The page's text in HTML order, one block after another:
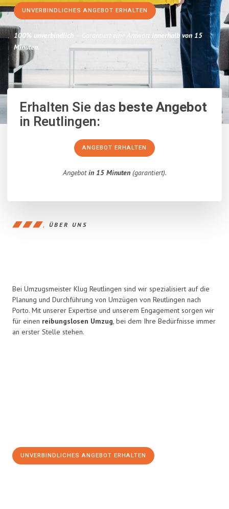
UNVERBINDLICHES ANGEBOT ERHALTEN
100% unverbindlich – Garantiert eine Antwort innerhalb von 15
Minuten.
Erhalten Sie dasbeste Angebot
in Reutlingen:
ANGEBOT ERHALTEN
Angebotin 15 Minuten(garantiert).
ÜBER UNS
Bei Umzugsmeister Klug Reutlingen sind wir spezialisiert auf die
Planung und Durchführung von Umzügen von Reutlingen nach
Porto. Mit unserer Expertise und unserem Engagement sorgen wir
für einen reibungslosen Umzug, bei dem Ihre Bedürfnisse immer
an erster Stelle stehen.
UNVERBINDLICHES ANGEBOT ERHALTEN